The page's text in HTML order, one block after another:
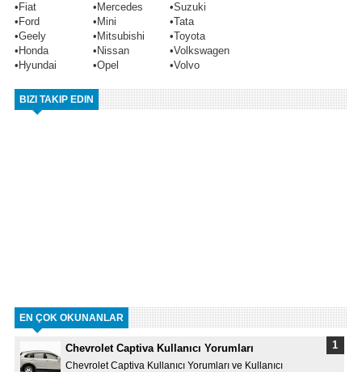
• Fiat • Mercedes •Suzuki
• Ford • Mini •Tata
•Geely • Mitsubishi •Toyota
• Honda • Nissan •Volkswagen
• Hyundai •Opel •Volvo
BIZI TAKIP EDIN
EN ÇOK OKUNANLAR
Chevrolet Captiva Kullanıcı Yorumları
Chevrolet Captiva Kullanıcı Yorumları ve Kullanıcı